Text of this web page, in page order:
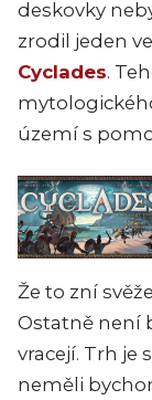
deskovky
zrodil jeden
Cyclades.
území s
Že to zní
Ostatně není
vracejí. Trh je
neměli